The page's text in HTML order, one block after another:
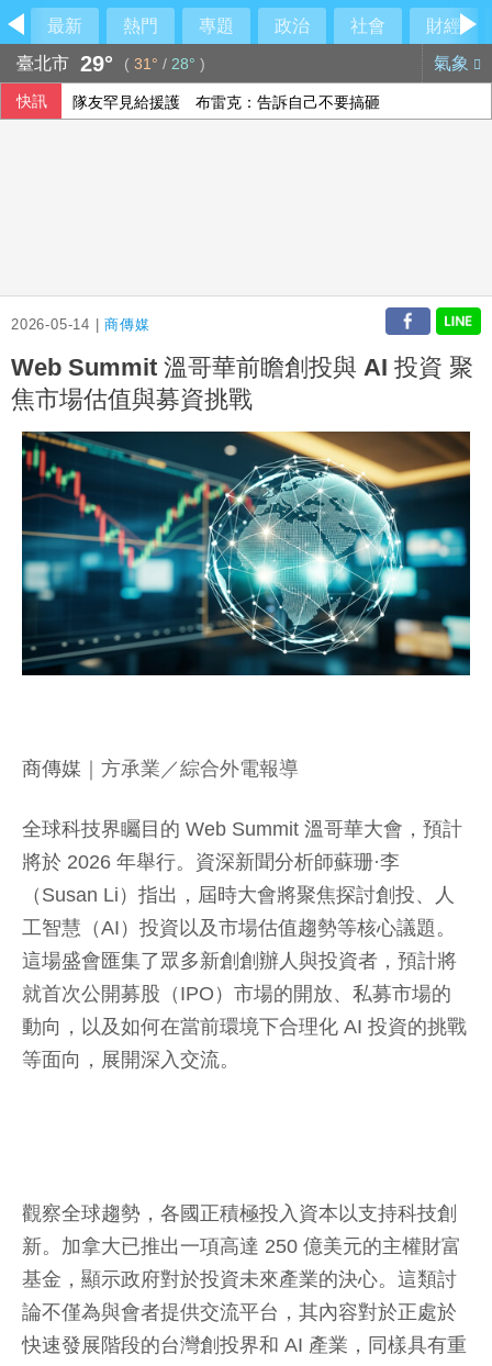
最新 熱門 專題 政治 社會
財經
臺北市 29° ( 31° / 28° ) 氣象
快訊 隊友罕見給援護 布雷克：告訴自己不要搞砸
2026-05-14 |商傳媒
Web Summit 溫哥華前瞻創投與 AI 投資 聚
焦市場估值與募資挑戰
商傳媒 ｜方承業／綜合外電報導
全球科技界矚目的 Web Summit 溫哥華大會，預計
將於 2026 年舉行。資深新聞分析師蘇珊·李
（Susan Li）指出，屆時大會將聚焦探討創投、人
工智慧（AI）投資以及市場估值趨勢等核心議題。
這場盛會匯集了眾多新創創辦人與投資者，預計將
就首次公開募股（IPO）市場的開放、私募市場的
動向，以及如何在當前環境下合理化 AI 投資的挑戰
等面向，展開深入交流。
觀察全球趨勢，各國正積極投入資本以支持科技創
新。加拿大已推出一項高達 250 億美元的主權財富
基金，顯示政府對於投資未來產業的決心。這類討
論不僅為與會者提供交流平台，其內容對於正處於
快速發展階段的台灣創投界和 AI 產業，同樣具有重